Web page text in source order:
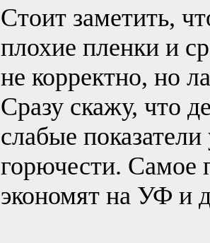
Стоит заметить,
плохие пленки и
не корректно, но
Сразу скажу, что
слабые
горючести. Самое
экономят на УФ и